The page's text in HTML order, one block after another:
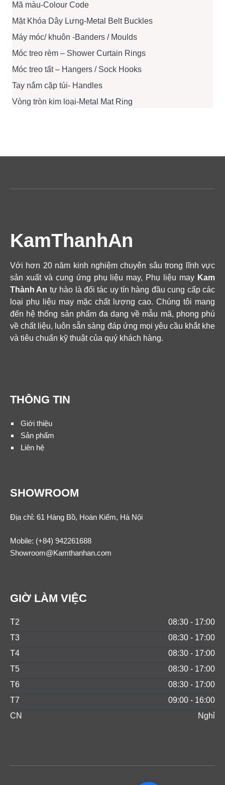
Mã màu-Colour Code
Mặt Khóa Dây Lưng-Metal Belt Buckles
Máy móc/ khuôn -Banders / Moulds
Móc treo rèm – Shower Curtain Rings
Móc treo tất – Hangers / Sock Hooks
Tay nắm cặp túi- Handles
Vòng tròn kim loại-Metal Mat Ring
KamThanhAn
Với hơn 20 năm kinh nghiệm chuyên sâu trong lĩnh vực
sản xuất và cung ứng phụ liệu may, Phụ liệu may Kam
Thành An tự hào là đối tác uy tín hàng đầu cung cấp các
loại phụ liệu may mặc chất lượng cao. Chúng tôi mang
đến hệ thống sản phẩm đa dạng về mẫu mã, phong phú
về chất liệu, luôn sẵn sàng đáp ứng mọi yêu cầu khắt khe
và tiêu chuẩn kỹ thuật của quý khách hàng.
THÔNG TIN
Giới thiệu
Sản phẩm
Liên hệ
SHOWROOM
Địa chỉ: 61 Hàng Bồ, Hoàn Kiếm, Hà Nội
Mobile: (+84) 942261688
Showroom@Kamthanhan.com
GIỜ LÀM VIỆC
T2
08:30 - 17:00
T3
08:30 - 17:00
T4
08:30 - 17:00
T5
08:30 - 17:00
T6
08:30 - 17:00
T7
09:00 - 16:00
CN
Nghỉ